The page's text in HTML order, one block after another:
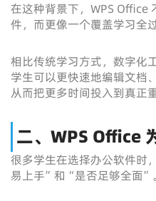
在这种背景下，WPS Office
件，而更像一个覆盖学习全
相比传统学习方式，数字化
学生可以更快速地编辑文档
从而把更多时间投入到真正
二、WPS Office
很多学生在选择办公软件时
易上手”和“是否足够全面”。